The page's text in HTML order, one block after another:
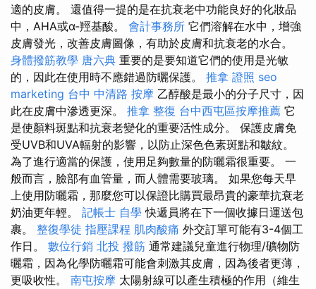
適的皮膚。 還值得一提的是在抗衰老中功能良好的化妝品
中，AHA或α-羥基酸。 會計事務所 它們溶解在水中，增強
皮膚發光，改善皮膚圖像，有助於皮膚和抗衰老的水合。
身體撥筋教學 唐六典 重要的是要知道它們的使用是光敏
的，因此在使用時不應錯過防曬保護。 推拿 證照 seo
marketing 台中 中清路 按摩 乙醇酸是最小的分子尺寸，因
此在皮膚中滲透更深。 推拿 整復 台中西屯區按摩推薦 它
是使顏料斑點和抗衰老變化的重要活性成分。 保護皮膚免
受UVB和UVA輻射的影響，以防止深色色素斑點和皺紋。
為了進行適當的保護，使用足夠數量的防曬霜很重要。 一
般而言，臉部有血管量，而人體需要玻璃。 如果您每天早
上使用防曬霜，那麼您可以保證比購買最昂貴的豪華抗衰老
奶油更年輕。 記帳士 自學 快遞員將在下一個收據日運送包
裹。 整復學徒 指壓課程 肌肉酸痛 外交訂單可能有3-4個工
作日。 數位行銷 北投 撥筋 通常建議兒童進行物理/礦物防
曬霜，因為化學防曬霜可能會刺激其皮膚，因為後者更薄，
更吸收性。 南屯按摩 太陽射線可以產生積極的作用（維生